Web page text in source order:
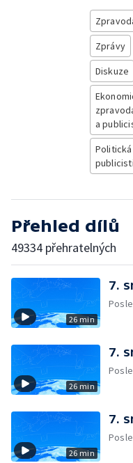
Zprávy
Diskuze
a
Politická
Přehled dílů
49334 přehratelných
26 min
7.
26 min
7.
26 min
7.